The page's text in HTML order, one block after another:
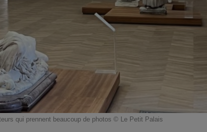
qui prennent beaucoup de photos © Le Petit Palais